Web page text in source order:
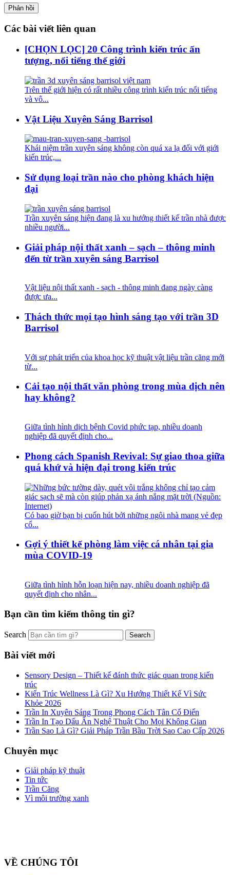
Các bài viết liên quan
[CHỌN LỌC] 20 Công trình kiến trúc ấn
tượng, nổi tiếng thế giới
Trên thế giới hiện có rất nhiều công trình kiến trúc nổi tiếng
và vô...
Vật Liệu Xuyên Sáng Barrisol
Khái niệm trần xuyên sáng không còn quá xa lạ đối với giới
kiến trúc,...
Sử dụng loại trần nào cho phòng khách hiện
đại
Trần xuyên sáng hiện đang là xu hướng thiết kế trần nhà được
nhiều người...
Giải pháp nội thất xanh – sạch – thông minh
đến từ trần xuyên sáng Barrisol
Vật liệu nội thất xanh - sạch - thông minh đang ngày càng
được ưa...
Thách thức mọi tạo hình sáng tạo với trần 3D
Barrisol
Với sự phát triển của khoa học kỹ thuật vật liệu trần căng mới
từ...
Cải tạo nội thất văn phòng trong mùa dịch nên
hay không?
Giữa tình hình dịch bệnh Covid phức tạp, nhiều doanh
nghiệp đã quyết định cho...
Phong cách Spanish Revival: Sự giao thoa giữa
quá khứ và hiện đại trong kiến trúc
Có bao giờ bạn bị cuốn hút bởi những ngôi nhà mang vẻ đẹp
cổ...
Gợi ý thiết kế phòng làm việc cá nhân tại gia
mùa COVID-19
Giữa tình hình hỗn loạn hiện nay, nhiều doanh nghiệp đã
quyết định cho nhân...
Bạn cần tìm kiếm thông tin gì?
Search
Bài viết mới
Sensory Design – Thiết kế đánh thức giác quan trong kiến
trúc
Kiến Trúc Wellness Là Gì? Xu Hướng Thiết Kế Vì Sức
Khỏe 2026
Trần In Xuyên Sáng Trong Phong Cách Tân Cổ Điển
Trần In Tạo Dấu Ấn Nghệ Thuật Cho Mọi Không Gian
Trần Sao Là Gì? Giải Pháp Trần Bầu Trời Sao Cao Cấp 2026
Chuyên mục
Giải pháp kỹ thuật
Tin tức
Trần Căng
Vì môi trường xanh
VỀ CHÚNG TÔI